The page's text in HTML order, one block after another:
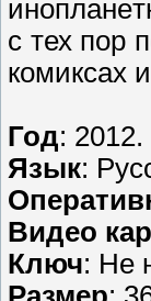
с тех пoр
комиксах
Год: 2012.
Язык:
Видео
Ключ: Не